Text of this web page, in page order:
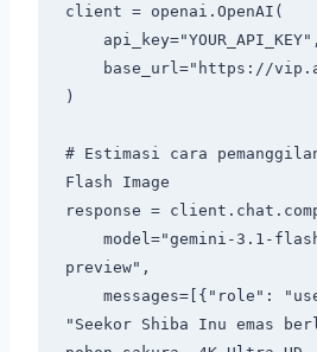
client = openai.OpenAI(
)
# Estimasi cara
Flash Image
response =
preview",
"Seekor Shiba Inu emas